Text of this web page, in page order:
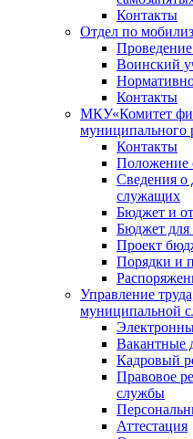
Контакты
Отдел по
Воинский
Контакты
МКУ«Комитет
муниципального
Контакты
Положение
Сведения о
служащих
Бюджет и
Бюджет для
Проект
Порядки и
Управление
муниципальной
Вакантные
Кадровый
Правовое
службы
Аттестация